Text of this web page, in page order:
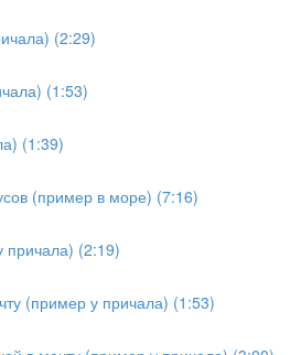
(2:29)
(1:53)
(1:39)
(пример в море) (7:16)
причала) (2:19)
(пример у причала) (1:53)